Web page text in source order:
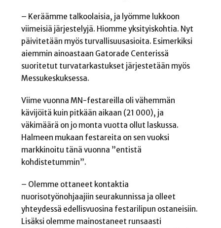
– Keräämme talkoolaisia, ja lyömme lukkoon
viimeisiä järjestelyjä. Hiomme yksityiskohtia. Nyt
päivitetään myös turvallisuusasioita. Esimerkiksi
aiemmin ainoastaan Gatorade Centerissä
suoritetut turvatarkastukset järjestetään myös
Messukeskuksessa.
Viime vuonna MN-festareilla oli vähemmän
kävijöitä kuin pitkään aikaan (21 000), ja
väkimäärä on jo monta vuotta ollut laskussa.
Halmeen mukaan festareita on sen vuoksi
markkinoitu tänä vuonna ”entistä
kohdistetummin”.
– Olemme ottaneet kontaktia
nuorisotyönohjaajiin seurakunnissa ja olleet
yhteydessä edellisvuosina festarilipun ostaneisiin.
Lisäksi olemme mainostaneet runsaasti